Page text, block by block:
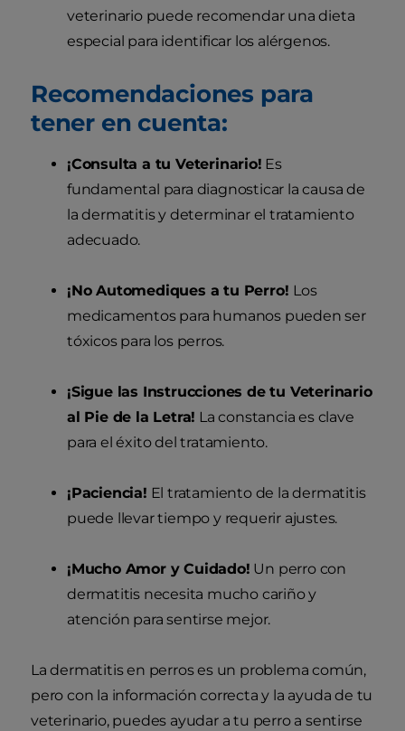
veterinario puede recomendar una dieta
especial para identificar los alérgenos.
Recomendaciones para
tener en cuenta:
¡Consulta a tu Veterinario! Es
fundamental para diagnosticar la causa de
la dermatitis y determinar el tratamiento
adecuado.
¡No Automediques a tu Perro! Los
medicamentos para humanos pueden ser
tóxicos para los perros.
¡Sigue las Instrucciones de tu Veterinario
al Pie de la Letra! La constancia es clave
para el éxito del tratamiento.
¡Paciencia! El tratamiento de la dermatitis
puede llevar tiempo y requerir ajustes.
¡Mucho Amor y Cuidado! Un perro con
dermatitis necesita mucho cariño y
atención para sentirse mejor.
La dermatitis en perros es un problema común,
pero con la información correcta y la ayuda de tu
veterinario, puedes ayudar a tu perro a sentirse